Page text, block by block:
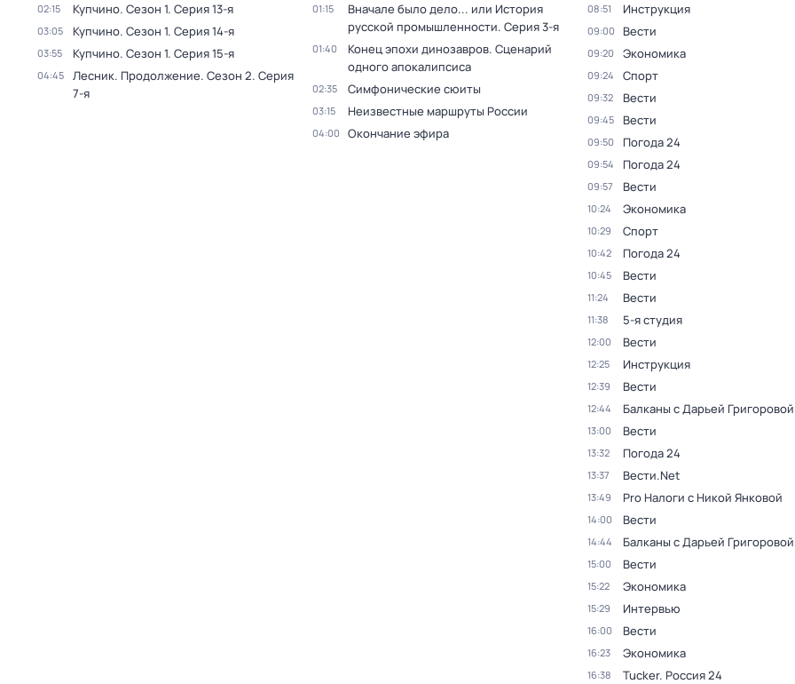
02:15 Купчино. Сезон 1. Серия 13-я
03:05 Купчино. Сезон 1. Серия 14-я
03:55 Купчино. Сезон 1. Серия 15-я
04:45 Лесник. Продолжение. Сезон 2. Серия
7-я
01:15
Вначале было дело... или История
русской промышленности. Серия 3-я
01:40
Конец эпохи динозавров. Сценарий
одного апокалипсиса
02:35 Симфонические сюиты
03:15 Неизвестные маршруты России
04:00 Окончание эфира
08:51 Инструкция
09:00 Вести
09:20 Экономика
09:24 Спорт
09:32 Вести
09:45 Вести
09:50 Погода 24
09:54 Погода 24
09:57 Вести
10:24 Экономика
10:29 Спорт
10:42 Погода 24
10:45 Вести
11:24 Вести
11:38 5-я студия
12:00 Вести
12:25 Инструкция
12:39 Вести
12:44 Балканы с Дарьей Григоровой
13:00 Вести
13:32 Погода 24
13:37 Вести.Net
13:49 Pro Налоги с Никой Янковой
14:00 Вести
14:44 Балканы с Дарьей Григоровой
15:00 Вести
15:22 Экономика
15:29 Интервью
16:00 Вести
16:23 Экономика
16:38 Tucker. Россия 24